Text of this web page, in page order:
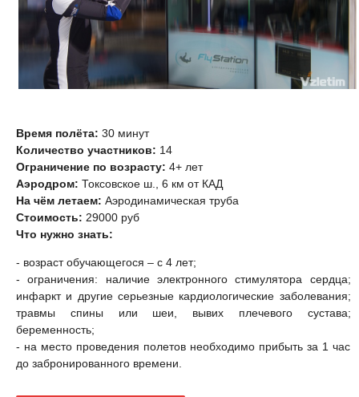
Время полёта: 30 минут
Количество участников: 14
Ограничение по возрасту: 4+ лет
Аэродром: Токсовское ш., 6 км от КАД
На чём летаем: Аэродинамическая труба
Стоимость: 29000 руб
Что нужно знать:
- возраст обучающегося – с 4 лет;
- ограничения: наличие электронного стимулятора сердца;
инфаркт и другие серьезные кардиологические заболевания;
травмы спины или шеи, вывих плечевого сустава;
беременность;
- на место проведения полетов необходимо прибыть за 1 час
до забронированного времени.